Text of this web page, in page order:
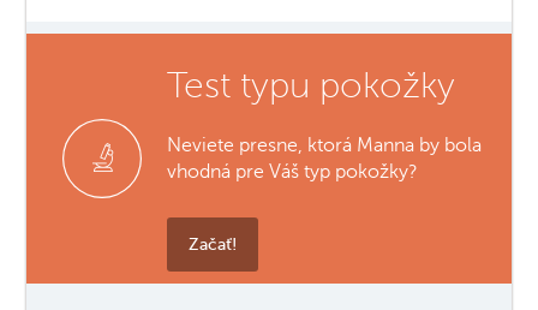
Test typu pokožky
Neviete presne, ktorá Manna by bola
vhodná pre Váš typ pokožky?
Začať!